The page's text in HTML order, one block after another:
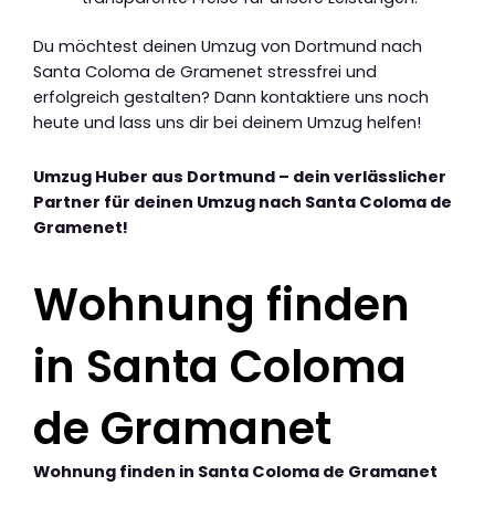
Du möchtest deinen Umzug von Dortmund nach
Santa Coloma de Gramenet stressfrei und
erfolgreich gestalten? Dann kontaktiere uns noch
heute und lass uns dir bei deinem Umzug helfen!
Umzug Huber aus Dortmund – dein verlässlicher
Partner für deinen Umzug nach Santa Coloma de
Gramenet!
Wohnung finden
in Santa Coloma
de Gramanet
Wohnung finden in Santa Coloma de Gramanet